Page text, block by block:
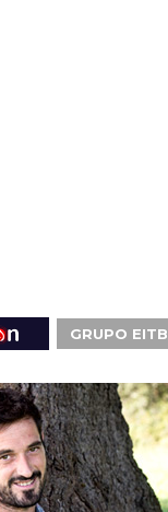
GRUPO EITB